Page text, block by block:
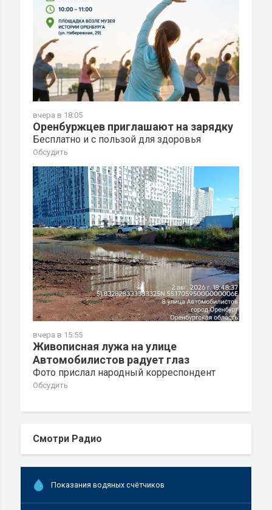
вчера в 18:05
Оренбуржцев приглашают на зарядку
Бесплатно и с пользой для здоровья
Обсудить
вчера в 15:55
Живописная лужа на улице
Автомобилистов радует глаз
Фото прислал народный корреспондент
Обсудить
Смотри Радио
Показания водяных счётчиков